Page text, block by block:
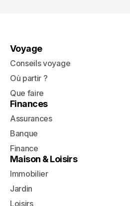
Voyage
Conseils voyage
Où partir ?
Que faire
Finances
Assurances
Banque
Finance
Maison & Loisirs
Immobilier
Jardin
Loisirs